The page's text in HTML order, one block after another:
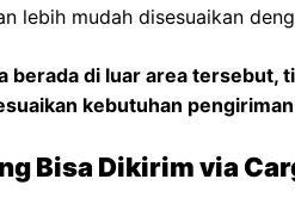
lebih mudah disesuaikan
berada di luar area tersebut,
kebutuhan
Bisa Dikirim via